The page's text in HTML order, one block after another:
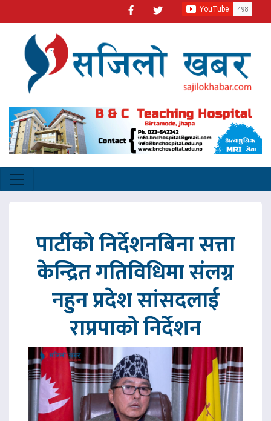
पार्टीको निर्देशनबिना सत्ता
केन्द्रित गतिविधिमा संलग्न
नहुन प्रदेश सांसदलाई
राप्रपाको निर्देशन